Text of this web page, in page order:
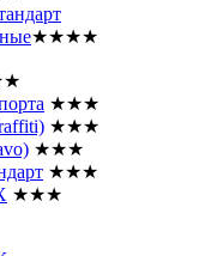
★★★★
★★★
★★★
★★★
★★★
★★★